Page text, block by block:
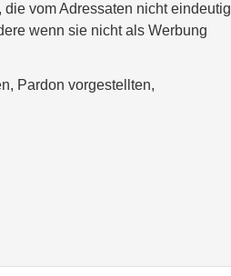
vom Adressaten nicht eindeutig
wenn sie nicht als Werbung
Pardon vorgestellten,